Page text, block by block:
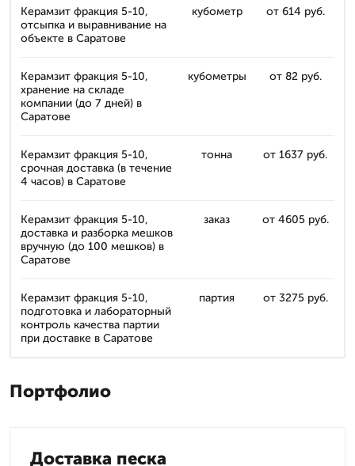
Керамзит фракция 5-10,
отсыпка и выравнивание на
объекте в Саратове
кубометр от 614 руб.
Керамзит фракция 5-10,
хранение на складе
компании (до 7 дней) в
Саратове
кубометры от 82 руб.
Керамзит фракция 5-10,
срочная доставка (в течение
4 часов) в Саратове
тонна от 1637 руб.
Керамзит фракция 5-10,
доставка и разборка мешков
вручную (до 100 мешков) в
Саратове
заказ от 4605 руб.
Керамзит фракция 5-10,
подготовка и лабораторный
контроль качества партии
при доставке в Саратове
партия от 3275 руб.
Портфолио
Доставка песка